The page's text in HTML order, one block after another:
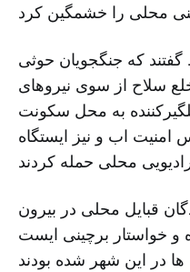
که جنگجویان حوثی
سلاح از سوی نیروهای
به محل سکونت
امنیت اب و نیز ایستگاه
قبایل محلی در بیرون
خواستار برچینی ایست